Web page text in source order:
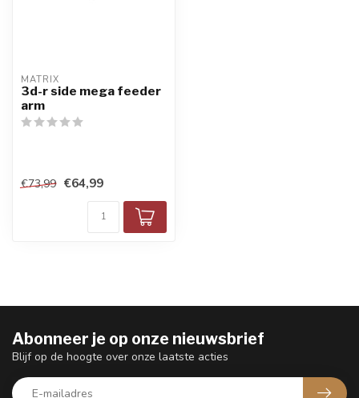
MATRIX
3d-r side mega feeder
arm
€73,99 €64,99
Abonneer je op onze nieuwsbrief
Blijf op de hoogte over onze laatste acties